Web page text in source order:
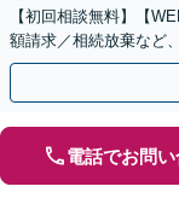
【初回相談無料】【
額請求／相続放棄など
事情やご意向を丁寧に
電話でお問